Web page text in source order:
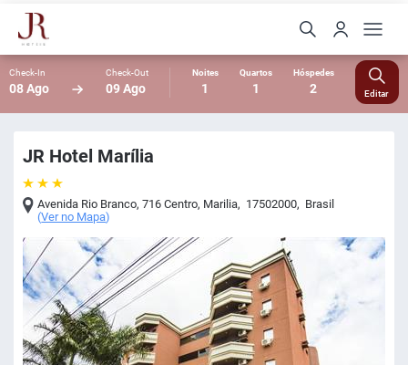
Check-In
08 Ago
Check-Out
09 Ago
Noites
1
Quartos
1
Hóspedes
2 Editar
JR Hotel Marília
Avenida Rio Branco, 716 Centro, Marilia, 17502000, Brasil
(Ver no Mapa)